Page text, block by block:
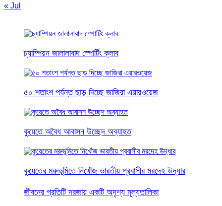
« Jul
চ্যাম্পিয়ন জালালাবাদ স্পোর্টিং ক্লাব
৫০ শতাংশ পর্যন্ত ছাড় দিচ্ছে জাজিরা এয়ারওয়েজ
কুয়েতে অবৈধ আবাসন উচ্ছেদ অব্যাহত
কুয়েতের মরুভূমিতে নিখোঁজ ভারতীয় প্রবাসীর মরদেহ উদ্ধার
জীবনের প্রতিটি দরজায় একটি অদৃশ্য মূল্যতালিকা